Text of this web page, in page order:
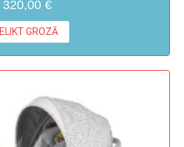
320,00 €
IELIKT GROZĀ